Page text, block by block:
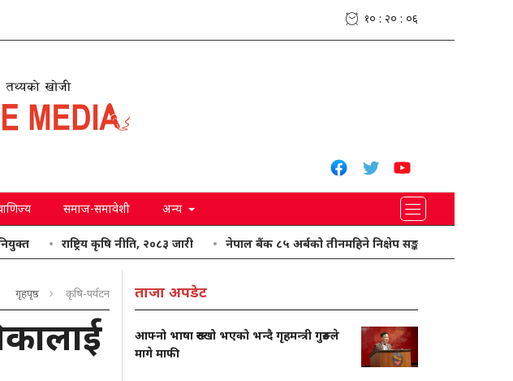
१० : २० : ०७
समाज-समावेशी अन्य
राष्ट्रिय कृषि नीति, २०८३ जारी नेपाल बैंक ८५ अर्बको तीनमहिने निक्षेप सङ्कलन गर्दै
गृहपृष्ठ कृषि-पर्यटन ताजा अपडेट
आफ्नो भाषा रुख्खो भएको भन्दै गृहमन्त्री गुरुङले
मागे माफी